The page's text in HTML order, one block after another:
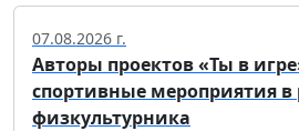
07.08.2026 г.
Авторы проектов «Ты в
спортивные мероприятия
физкультурника